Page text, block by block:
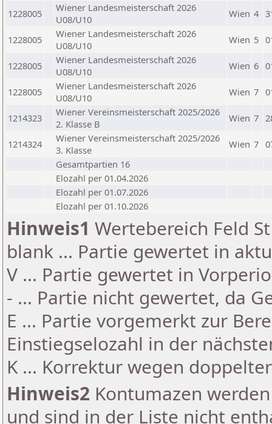
1228005
Wiener Landesmeisterschaft 2026
U08/U10
Wien 4
1228005
Wiener Landesmeisterschaft 2026
U08/U10
Wien 5
1228005
Wiener Landesmeisterschaft 2026
U08/U10
Wien 6
1228005
Wiener Landesmeisterschaft 2026
U08/U10
Wien 7
1214323
Wiener Vereinsmeisterschaft 2025/2026
2. Klasse B
Wien 7
1214324
Wiener Vereinsmeisterschaft 2025/2026
3. Klasse
Wien 7
Gesamtpartien 16
Elozahl per 01.04.2026
Elozahl per 01.07.2026
Elozahl per 01.10.2026
Hinweis1 Wertebereich Feld
blank ... Partie gewertet in
V ... Partie gewertet in
- ... Partie nicht gewertet, da
E ... Partie vorgemerkt zur
Einstiegselozahl in der
K ... Korrektur wegen
Hinweis2 Kontumazen
und sind in der Liste nicht